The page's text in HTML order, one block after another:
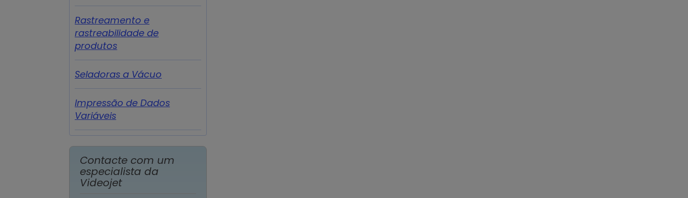
Rastreamento e
rastreabilidade de
produtos
Seladoras a Vácuo
Impressão de Dados
Variáveis
Contacte com um
especialista da
Videojet